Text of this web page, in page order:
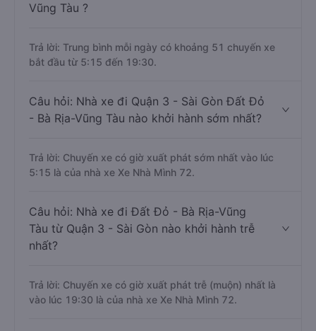
Vũng Tàu ?
Trả lời: Trung bình mỗi ngày có khoảng 51 chuyến xe
bắt đầu từ 5:15 đến 19:30.
Câu hỏi: Nhà xe đi Quận 3 - Sài Gòn Đất Đỏ
- Bà Rịa-Vũng Tàu nào khởi hành sớm nhất?
Trả lời: Chuyến xe có giờ xuất phát sớm nhất vào lúc
5:15 là của nhà xe Xe Nhà Mình 72.
Câu hỏi: Nhà xe đi Đất Đỏ - Bà Rịa-Vũng
Tàu từ Quận 3 - Sài Gòn nào khởi hành trễ
nhất?
Trả lời: Chuyến xe có giờ xuất phát trễ (muộn) nhất là
vào lúc 19:30 là của nhà xe Xe Nhà Mình 72.